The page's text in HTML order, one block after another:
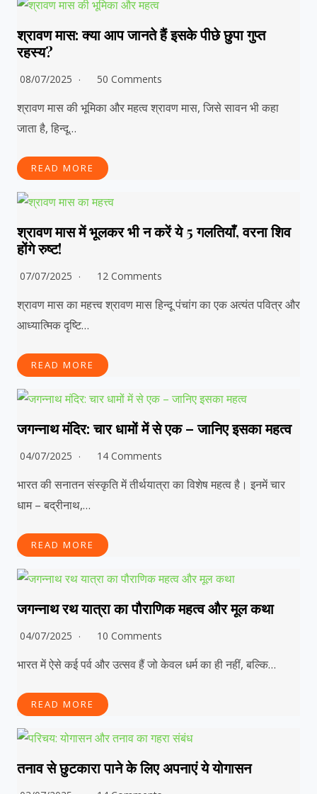
श्रावण मास: क्या आप जानते हैं इसके पीछे छुपा गुप्त
रहस्य?
08/07/2025 50 Comments
श्रावण मास की भूमिका और महत्व श्रावण मास, जिसे सावन भी कहा
जाता है, हिन्दू…
READ MORE
श्रावण मास में भूलकर भी न करें ये 5 गलतियाँ, वरना शिव
होंगे रुष्ट!
07/07/2025 12 Comments
श्रावण मास का महत्त्व श्रावण मास हिन्दू पंचांग का एक अत्यंत पवित्र और
आध्यात्मिक दृष्टि…
READ MORE
जगन्नाथ मंदिर: चार धामों में से एक – जानिए इसका महत्व
04/07/2025 14 Comments
भारत की सनातन संस्कृति में तीर्थयात्रा का विशेष महत्व है। इनमें चार
धाम – बद्रीनाथ,…
READ MORE
जगन्नाथ रथ यात्रा का पौराणिक महत्व और मूल कथा
04/07/2025 10 Comments
भारत में ऐसे कई पर्व और उत्सव हैं जो केवल धर्म का ही नहीं, बल्कि…
READ MORE
तनाव से छुटकारा पाने के लिए अपनाएं ये योगासन